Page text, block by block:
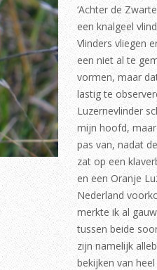
‘Achter de
een knalgeel
Vlinders vliegen
een niet al te
vormen, maar
lastig te
Luzernevlinder
mijn hoofd,
pas van, nadat
zat op een
en een Oranje
Nederland
merkte ik al
tussen beide
zijn namelijk
bekijken van